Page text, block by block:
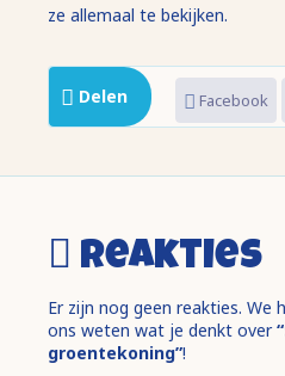
ze allemaal te bekijken.
Delen Facebook
Reakties
Er zijn nog geen reakties. We
ons weten wat je denkt over
groentekoning”!